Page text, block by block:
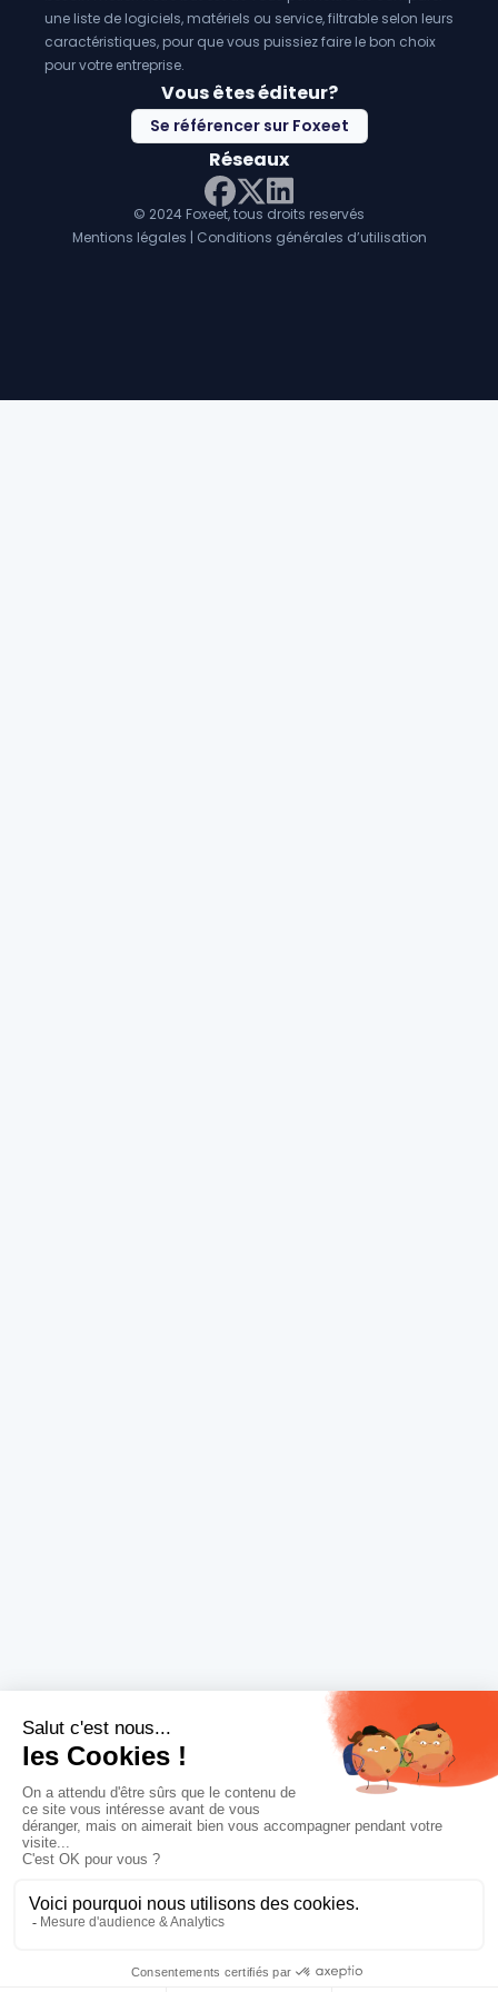
une liste de logiciels, matériels ou service, filtrable selon leurs
caractéristiques, pour que vous puissiez faire le bon choix
pour votre entreprise.
Vous êtes éditeur?
Se référencer sur Foxeet
Réseaux
Facebook
Twitter X
LinkedIn
© 2024 Foxeet, tous droits reservés
Mentions légales | Conditions générales d’utilisation